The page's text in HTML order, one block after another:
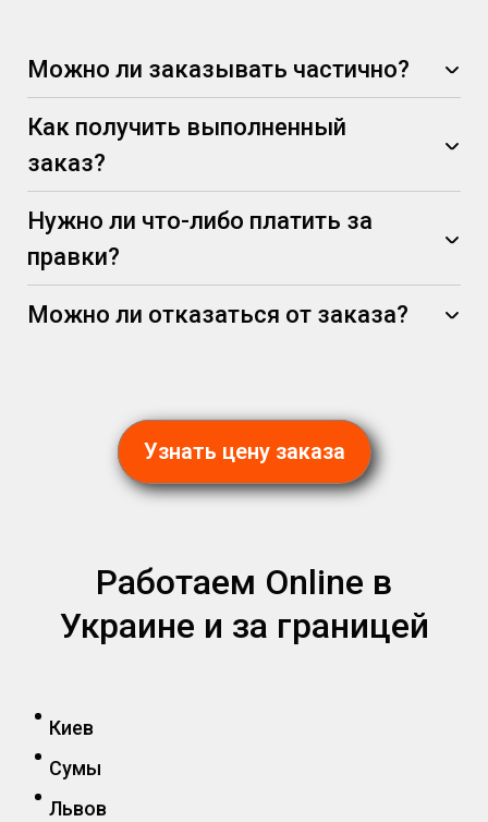
Можно ли заказывать частично?
Как получить выполненный
заказ?
Нужно ли что-либо платить за
правки?
Можно ли отказаться от заказа?
Узнать цену заказа
Работаем Online в
Украине и за границей
Киев
Сумы
Львов